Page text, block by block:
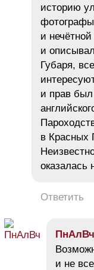
историю
и
и
Губаря,
и прав был
в Красных
оказалась
Ответить
ПнАлВч
и не